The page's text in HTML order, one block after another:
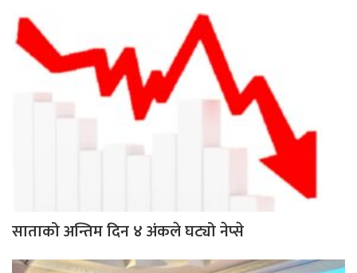
साताको अन्तिम दिन ४ अंकले घट्यो नेप्से